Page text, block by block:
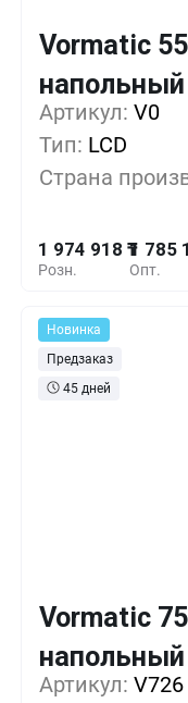
Vormatic
Артикул: V0
Тип: LCD
Страна
Розн.
1 974 918 ₸
Опт.
1 785
1+ 0%
5+
10+ -5%
Новинка
Предзаказ
45 дней
Vormatic
Артикул: V726
1+ 0%